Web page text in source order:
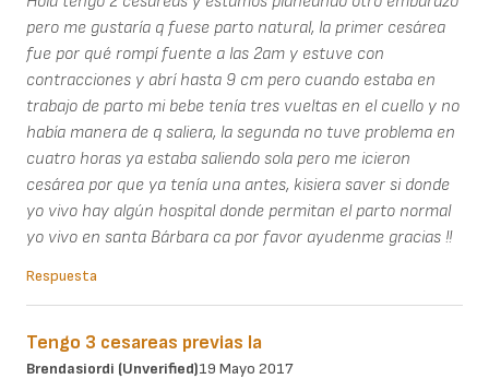
pero me gustaría q fuese parto natural, la primer cesárea
fue por qué rompí fuente a las 2am y estuve con
contracciones y abrí hasta 9 cm pero cuando estaba en
trabajo de parto mi bebe tenía tres vueltas en el cuello y no
había manera de q saliera, la segunda no tuve problema en
cuatro horas ya estaba saliendo sola pero me icieron
cesárea por que ya tenía una antes, kisiera saver si donde
yo vivo hay algún hospital donde permitan el parto normal
yo vivo en santa Bárbara ca por favor ayudenme gracias !!
Respuesta
Tengo 3 cesareas previas la
Brendasiordi (unverified)19 Mayo 2017